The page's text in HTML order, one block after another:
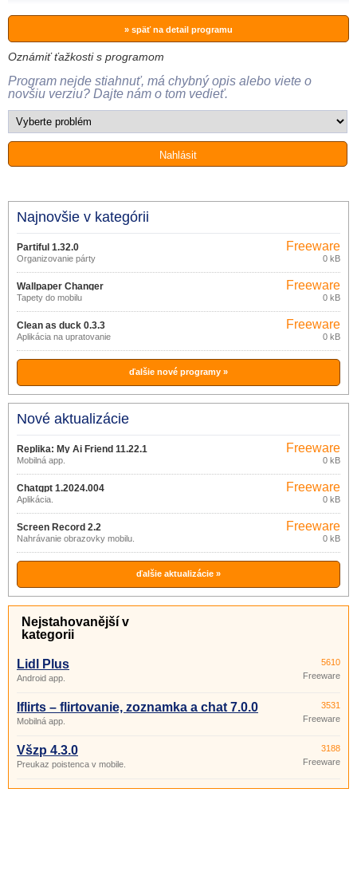
» späť na detail programu
Oznámiť ťažkosti s programom
Program nejde stiahnuť, má chybný opis alebo viete o
novšiu verziu? Dajte nám o tom vedieť.
Najnovšie v kategórii
Partiful 1.32.0
Organizovanie párty
Freeware
0 kB
Wallpaper Changer
Tapety do mobilu
Freeware
0 kB
Clean as duck 0.3.3
Aplikácia na upratovanie
Freeware
0 kB
ďalšie nové programy »
Nové aktualizácie
Replika: My Ai Friend 11.22.1
Mobilná app.
Freeware
0 kB
Chatgpt 1.2024.004
Aplikácia.
Freeware
0 kB
Screen Record 2.2
Nahrávanie obrazovky mobilu.
Freeware
0 kB
ďalšie aktualizácie »
Nejstahovanější v
kategorii
Lidl Plus
Android app.
5610
Freeware
Iflirts – flirtovanie, zoznamka a chat 7.0.0
Mobilná app.
3531
Freeware
Všzp 4.3.0
Preukaz poistenca v mobile.
3188
Freeware